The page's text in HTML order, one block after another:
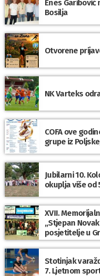
Enes
Bosilja
Otvorene
NK Varteks
COFA ove
grupe iz
Jubilarni 10.
okuplja više od
XVII.
„Stjepan
posjetitelje u
Stotinjak
7. Ljetnom